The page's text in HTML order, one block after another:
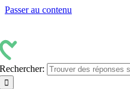
Passer au contenu
Rechercher: